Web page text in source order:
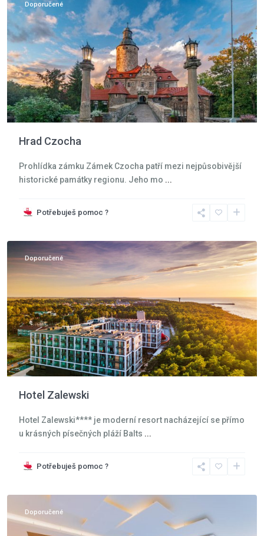
Doporučené
Hrad Czocha
Prohlídka zámku Zámek Czocha patří mezi nejpůsobivější
historické památky regionu. Jeho mo ...
Potřebuješ pomoc ?
Moře,
Doporučené
Hotel Zalewski
Hotel Zalewski**** je moderní resort nacházející se přímo
u krásných písečných pláží Balts ...
Potřebuješ pomoc ?
Szklarska
Doporučené